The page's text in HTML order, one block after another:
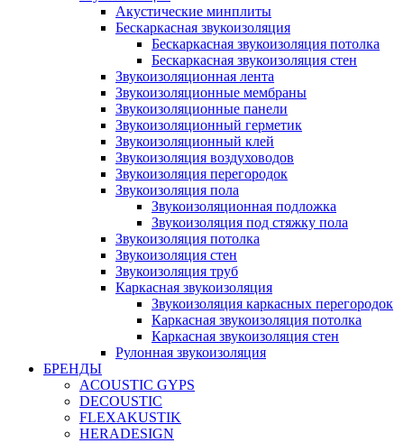
Акустические минплиты
Бескаркасная звукоизоляция
Бескаркасная звукоизоляция потолка
Бескаркасная звукоизоляция стен
Звукоизоляционная лента
Звукоизоляционные мембраны
Звукоизоляционные панели
Звукоизоляционный герметик
Звукоизоляционный клей
Звукоизоляция воздуховодов
Звукоизоляция перегородок
Звукоизоляция пола
Звукоизоляционная подложка
Звукоизоляция под стяжку пола
Звукоизоляция потолка
Звукоизоляция стен
Звукоизоляция труб
Каркасная звукоизоляция
Звукоизоляция каркасных перегородок
Каркасная звукоизоляция потолка
Каркасная звукоизоляция стен
Рулонная звукоизоляция
БРЕНДЫ
ACOUSTIC GYPS
DECOUSTIC
FLEXAKUSTIK
HERADESIGN